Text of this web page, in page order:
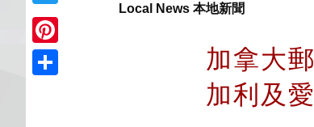
Twitter
Pinterest
Local News 本地新聞
加拿大
加利及